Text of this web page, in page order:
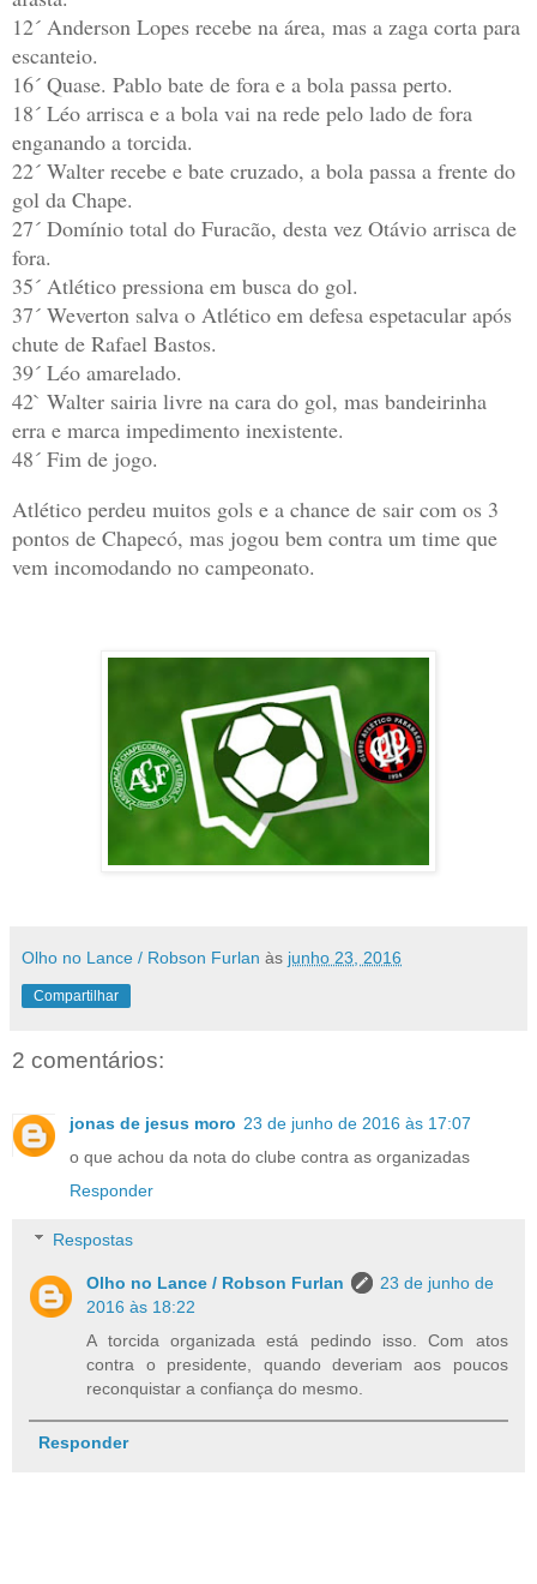
12´ Anderson Lopes recebe na área, mas a zaga corta para
escanteio.
16´ Quase. Pablo bate de fora e a bola passa perto.
18´ Léo arrisca e a bola vai na rede pelo lado de fora
enganando a torcida.
22´ Walter recebe e bate cruzado, a bola passa a frente do
gol da Chape.
27´ Domínio total do Furacão, desta vez Otávio arrisca de
fora.
35´ Atlético pressiona em busca do gol.
37´ Weverton salva o Atlético em defesa espetacular após
chute de Rafael Bastos.
39´ Léo amarelado.
42` Walter sairia livre na cara do gol, mas bandeirinha
erra e marca impedimento inexistente.
48´ Fim de jogo.
Atlético perdeu muitos gols e a chance de sair com os 3
pontos de Chapecó, mas jogou bem contra um time que
vem incomodando no campeonato.
Olho no Lance / Robson Furlan às junho 23, 2016
Compartilhar
2 comentários:
jonas de jesus moro 23 de junho de 2016 às 17:07
o que achou da nota do clube contra as organizadas
Responder
Respostas
Olho no Lance / Robson Furlan
23 de junho de
2016 às 18:22
A torcida organizada está pedindo isso. Com atos
contra o presidente, quando deveriam aos poucos
reconquistar a confiança do mesmo.
Responder